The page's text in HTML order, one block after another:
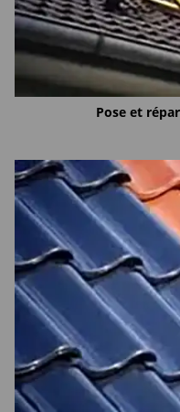
Pose et